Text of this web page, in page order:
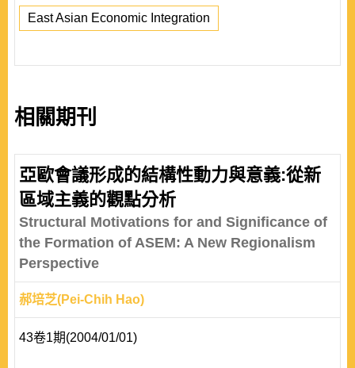
East Asian Economic Integration
相關期刊
亞歐會議形成的結構性動力與意義:從新
區域主義的觀點分析
Structural Motivations for and Significance of
the Formation of ASEM: A New Regionalism
Perspective
郝培芝(Pei-Chih Hao)
43卷1期(2004/01/01)